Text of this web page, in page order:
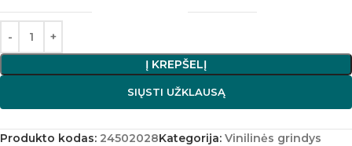
Į KREPŠELĮ
SIŲSTI UŽKLAUSĄ
Produkto kodas: 24502028Kategorija: Vinilinės grindys